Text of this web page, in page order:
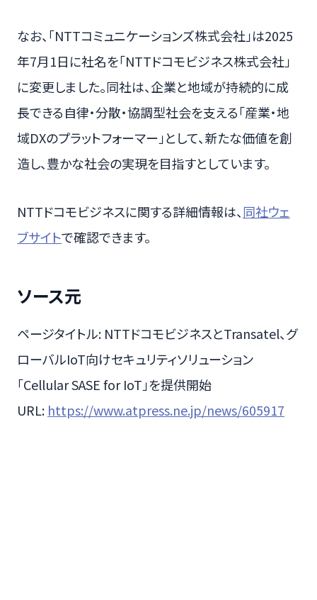
なお、「NTTコミュニケーションズ株式会社」は2025
年7月1日に社名を「NTTドコモビジネス株式会社」
に変更しました。同社は、企業と地域が持続的に成
長できる自律・分散・協調型社会を支える「産業・地
域DXのプラットフォーマー」として、新たな価値を創
造し、豊かな社会の実現を目指すとしています。
NTTドコモビジネスに関する詳細情報は、同社ウェ
ブサイトで確認できます。
ソース元
ページタイトル: NTTドコモビジネスとTransatel、グ
ローバルIoT向けセキュリティソリューション
「Cellular SASE for IoT」を提供開始
URL: https://www.atpress.ne.jp/news/605917